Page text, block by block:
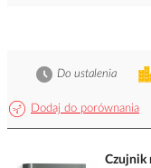
Dodaj do porównania
Do ustalenia
Czujnik